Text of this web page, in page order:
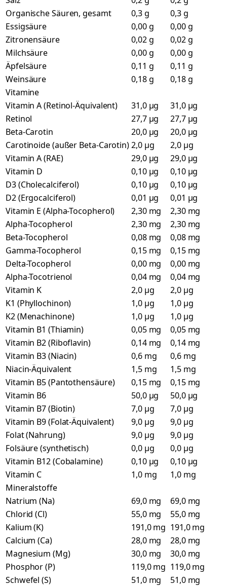
Organische Säuren, gesamt
0,3 g
0,3 g
Essigsäure
0,00 g
0,00 g
Zitronensäure
0,02 g
0,02 g
Milchsäure
0,00 g
0,00 g
Äpfelsäure
0,11 g
0,11 g
Weinsäure
0,18 g
0,18 g
Vitamine
Vitamin A (Retinol-Äquivalent)
31,0 µg
31,0 µg
Retinol
27,7 µg
27,7 µg
Beta-Carotin
20,0 µg
20,0 µg
Carotinoide (außer Beta-Carotin)2,0 µg
2,0 µg
Vitamin A (RAE)
29,0 µg
29,0 µg
Vitamin D
0,10 µg
0,10 µg
D3 (Cholecalciferol)
0,10 µg
0,10 µg
D2 (Ergocalciferol)
0,01 µg
0,01 µg
Vitamin E (Alpha-Tocopherol)
2,30 mg
2,30 mg
Alpha-Tocopherol
2,30 mg
2,30 mg
Beta-Tocopherol
0,08 mg
0,08 mg
Gamma-Tocopherol
0,15 mg
0,15 mg
Delta-Tocopherol
0,00 mg
0,00 mg
Alpha-Tocotrienol
0,04 mg
0,04 mg
Vitamin K
2,0 µg
2,0 µg
K1 (Phyllochinon)
1,0 µg
1,0 µg
K2 (Menachinone)
1,0 µg
1,0 µg
Vitamin B1 (Thiamin)
0,05 mg
0,05 mg
Vitamin B2 (Riboflavin)
0,14 mg
0,14 mg
Vitamin B3 (Niacin)
0,6 mg
0,6 mg
Niacin-Äquivalent
1,5 mg
1,5 mg
Vitamin B5 (Pantothensäure)
0,15 mg
0,15 mg
Vitamin B6
50,0 µg
50,0 µg
Vitamin B7 (Biotin)
7,0 µg
7,0 µg
Vitamin B9 (Folat-Äquivalent)
9,0 µg
9,0 µg
Folat (Nahrung)
9,0 µg
9,0 µg
Folsäure (synthetisch)
0,0 µg
0,0 µg
Vitamin B12 (Cobalamine)
0,10 µg
0,10 µg
Vitamin C
1,0 mg
1,0 mg
Mineralstoffe
Natrium (Na)
69,0 mg
69,0 mg
Chlorid (Cl)
55,0 mg
55,0 mg
Kalium (K)
191,0 mg 191,0 mg
Calcium (Ca)
28,0 mg
28,0 mg
Magnesium (Mg)
30,0 mg
30,0 mg
Phosphor (P)
119,0 mg 119,0 mg
Schwefel (S)
51,0 mg
51,0 mg